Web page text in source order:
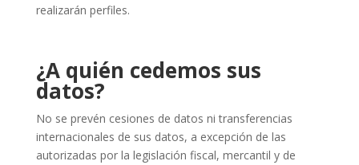
realizarán perfiles.
¿A quién cedemos sus
datos?
No se prevén cesiones de datos ni transferencias
internacionales de sus datos, a excepción de las
autorizadas por la legislación fiscal, mercantil y de